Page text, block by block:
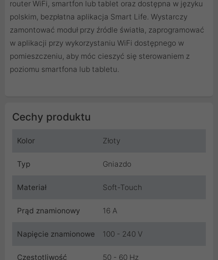
router WiFi, smartfon lub tablet oraz dostępna w języku
polskim, bezpłatna aplikacja Smart Life. Wystarczy
zamontować moduł przy źródle światła, zaprogramować
w aplikacji przy wykorzystaniu WiFi dostępnego w
pomieszczeniu, aby móc cieszyć się sterowaniem z
poziomu smartfona lub tabletu.
Cechy produktu
Kolor Złoty
Typ Gniazdo
Materiał Soft-Touch
Prąd znamionowy 16 A
Napięcie znamionowe 100 - 240 V
Częstotliwość 50 - 60 Hz